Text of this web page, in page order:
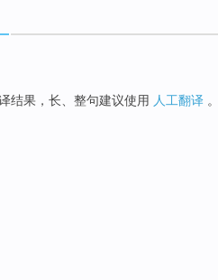
结果，长、整句建议使用 人工翻译